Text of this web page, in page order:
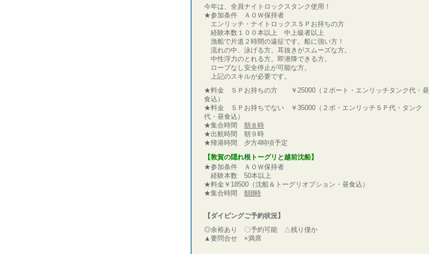
今年は、全員ナイトロックスタンク使用！
★参加条件 ＡＯＷ保持者
エンリッチ・ナイトロックスＳＰお持ちの方
経験本数１００本以上 中上級者以上
漁船で片道２時間の遠征です。船に強い方！
流れの中、泳げる方。耳抜きがスムーズな方。
中性浮力のとれる方。即潜降できる方。
ロープなし安全停止が可能な方。
上記のスキルが必要です。
★料金 ＳＰお持ちの方 ￥25000（２ボート・エンリッチタンク代・昼
食込）
★料金 ＳＰお持ちでない ￥35000（２ボ・エンリッチＳＰ代・タンク
代・昼食込）
★集合時間 朝８時
★出航時間 朝９時
★帰港時間 夕方4時頃予定
【敦賀の隠れ根トーグリと越前沈船】
★参加条件 ＡＯＷ保持者
経験本数 50本以上
★料金￥18500（沈船＆トーグリオプション・昼食込）
★集合時間 朝8時
【ダイビングご予約状況】
◎余裕あり 〇予約可能 △残り僅か
▲要問合せ ×満席